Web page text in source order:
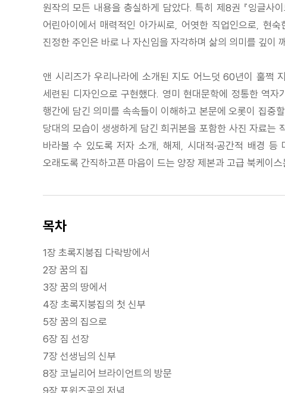
원작의 모든 내용을 충실하게 담았다. 특히 제8권 『잉글사
어린아이에서 매력적인 아가씨로, 어엿한 직업인으로, 현
진정한 주인은 바로 나 자신임을 자각하며 삶의 의미를 깊이
앤 시리즈가 우리나라에 소개된 지도 어느덧 60년이 훌쩍
세련된 디자인으로 구현했다. 영미 현대문학에 정통한 역
행간에 담긴 의미를 속속들이 이해하고 본문에 오롯이 집중
당대의 모습이 생생하게 담긴 희귀본을 포함한 사진 자료는
바라볼 수 있도록 저자 소개, 해제, 시대적·공간적 배경
오래도록 간직하고픈 마음이 드는 양장 제본과 고급 북케이
목차
1장 초록지붕집 다락방에서
2장 꿈의 집
3장 꿈의 땅에서
4장 초록지붕집의 첫 신부
5장 꿈의 집으로
6장 짐 선장
7장 선생님의 신부
8장 코닐리어 브라이언트의 방문
9장 포윈즈곶의 저녁